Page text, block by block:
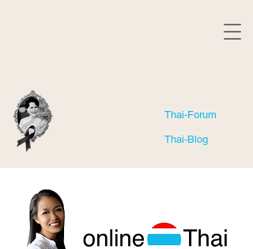
Thai-Blog
Thai-Forum